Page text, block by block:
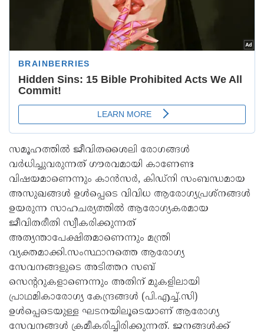
സമൂഹത്തിൽ ജീവിതശൈലി രോഗങ്ങൾ
വർധിച്ചുവരുന്നത് ഗൗരവമായി കാണേണ്ട
വിഷയമാണെന്നും കാൻസർ, കിഡ്നി സംബന്ധമായ
അസുഖങ്ങൾ ഉൾപ്പെടെ വിവിധ ആരോഗ്യപ്രശ്നങ്ങൾ
ഉയരുന്ന സാഹചര്യത്തിൽ ആരോഗ്യകരമായ
ജീവിതരീതി സ്വീകരിക്കുന്നത്
അത്യന്താപേക്ഷിതമാണെന്നും മന്ത്രി
വ്യക്തമാക്കി.സംസ്ഥാനത്തെ ആരോഗ്യ
സേവനങ്ങളുടെ അടിത്തറ സബ്
സെന്ററുകളാണെന്നും അതിന് മുകളിലായി
പ്രാഥമികാരോഗ്യ കേന്ദ്രങ്ങൾ (പി.എച്ച്.സി)
ഉൾപ്പെടെയുള്ള ഘടനയിലൂടെയാണ് ആരോഗ്യ
സേവനങ്ങൾ ക്രമീകരിച്ചിരിക്കുന്നത്. ജനങ്ങൾക്ക്